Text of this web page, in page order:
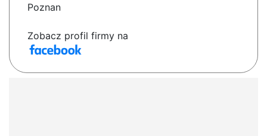
Poznan
Zobacz profil firmy na